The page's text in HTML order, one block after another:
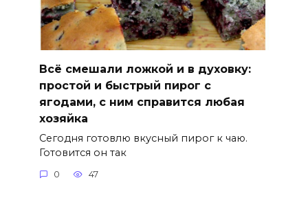
Всё смешали ложкой и в духовку:
простой и быстрый пирог с
ягодами, с ним справится любая
хозяйка
Сегодня готовлю вкусный пирог к чаю.
Готовится он так
0 47